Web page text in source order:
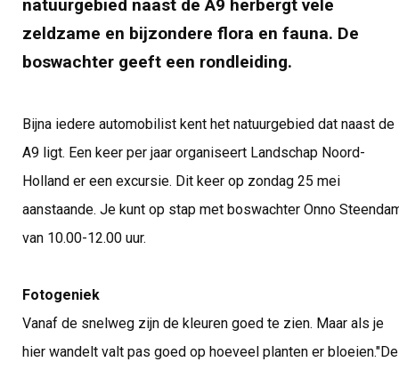
natuurgebied naast de A9 herbergt vele
zeldzame en bijzondere flora en fauna. De
boswachter geeft een rondleiding.
Bijna iedere automobilist kent het natuurgebied dat naast de
A9 ligt. Een keer per jaar organiseert Landschap Noord-
Holland er een excursie. Dit keer op zondag 25 mei
aanstaande. Je kunt op stap met boswachter Onno
van 10.00-12.00 uur.
Fotogeniek
Vanaf de snelweg zijn de kleuren goed te zien. Maar als je
hier wandelt valt pas goed op hoeveel planten er bloeien."De